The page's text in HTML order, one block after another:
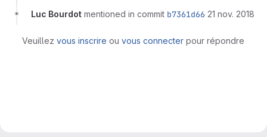
Luc Bourdot mentioned in commit b7361d66 21 nov. 2018
Veuillez vous inscrire ou vous connecter pour répondre